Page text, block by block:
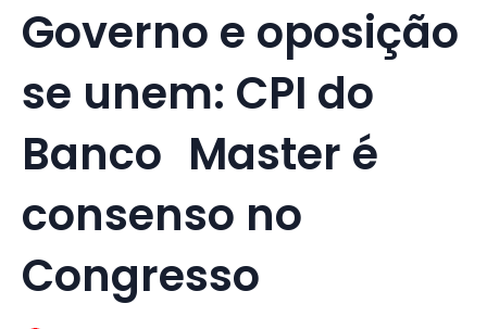
Governo e oposição
se unem: CPI do
Banco Master é
consenso no
Congresso